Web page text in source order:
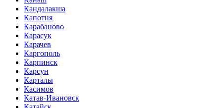
Кандалакша
Капотня
Карабаново
Карасук
Карачев
Каргополь
Карпинск
Карсун
Карталы
Касимов
Катав-Ивановск